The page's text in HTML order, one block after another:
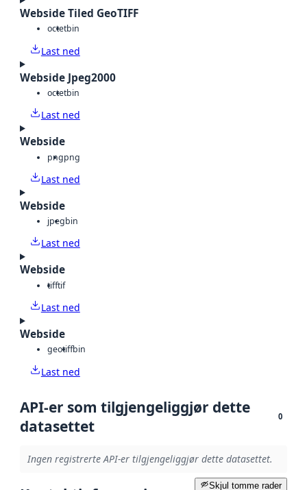
Webside Tiled GeoTIFF
octetbin
Last ned
Webside Jpeg2000
octetbin
Last ned
Webside
pngpng
Last ned
Webside
jpegbin
Last ned
Webside
tifftif
Last ned
Webside
geotiffbin
Last ned
API-er som tilgjengeliggjør dette
datasettet
0
Ingen registrerte API-er tilgjengeliggjør dette datasettet.
Skjul tomme rader